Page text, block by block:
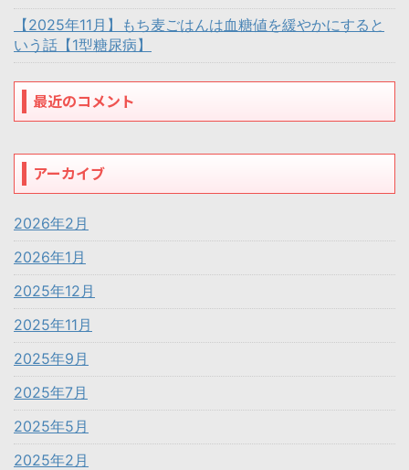
【2025年11月】もち麦ごはんは血糖値を緩やかにすると
いう話【1型糖尿病】
最近のコメント
アーカイブ
2026年2月
2026年1月
2025年12月
2025年11月
2025年9月
2025年7月
2025年5月
2025年2月